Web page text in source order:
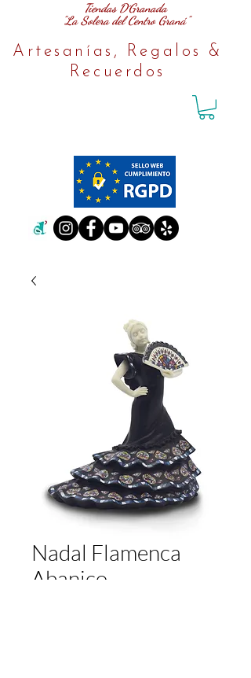
Tiendas D´Granada
"La Solera del Centro Graná"
Artesanías, Regalos &
Recuerdos
Nadal Flamenca
Abanico